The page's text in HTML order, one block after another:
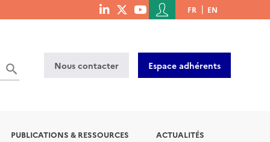
menu
Menu
du
de
l'utilisateur
FR EN
Nous contacter Espace adhérents
PUBLICATIONS & RESSOURCES ACTUALITÉS